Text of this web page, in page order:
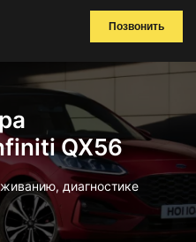
Позвонить
QX56
диагностике